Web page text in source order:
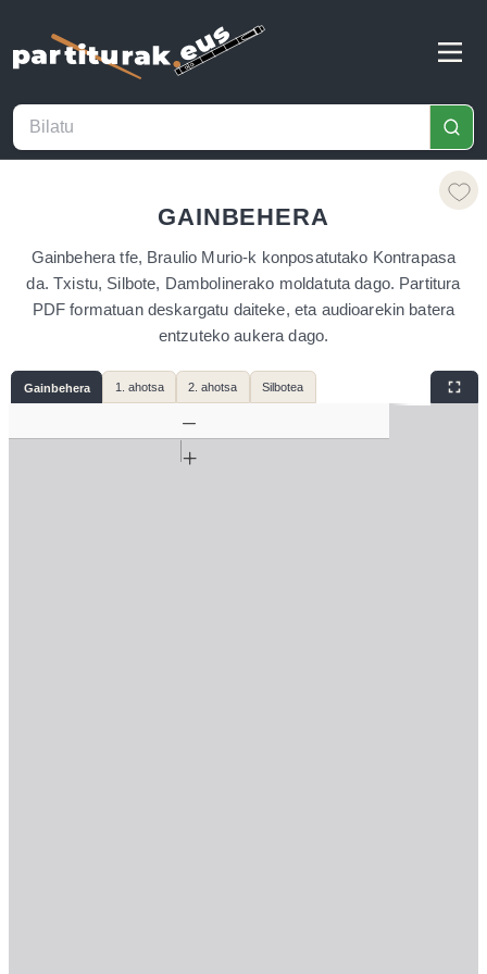
GAINBEHERA
Gainbehera tfe, Braulio Murio-k konposatutako Kontrapasa
da. Txistu, Silbote, Dambolinerako moldatuta dago. Partitura
PDF formatuan deskargatu daiteke, eta audioarekin batera
entzuteko aukera dago.
Gainbehera 1. ahotsa 2. ahotsa Silbotea